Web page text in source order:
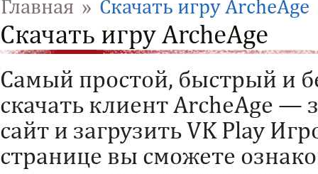
Главная » Скачать игру ArcheAge
Скачать игру ArcheAge
Самый простой, быстрый и
скачать клиент ArcheAge
сайт и загрузить VK Play
странице вы сможете